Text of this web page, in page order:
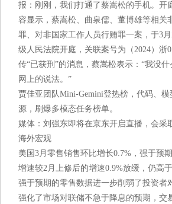
报：刚刚，我们打通了蔡嵩松的手机。开
容显示，蔡嵩松、曲泉儒、董博雄等相关
罪、对非国家工作人员行贿罪一案，于3
级人民法院开庭，关联案号为（2024）浙
传“已获刑”的消息，蔡嵩松表示：“我没
网上的说法。”
贾佳亚团队Mini-Gemini登热榜，代码、
源，刷爆多模态任务榜单。
媒体：刘强东即将在京东开启直播，会采
海外宏观
美国3月零售销售环比增长0.7%，强于预
增速较2月上修后的增速0.9%放缓，仍高
强于预期的零售数据进一步削弱了投资者
强化了市场对联储不急于降息的预期，交